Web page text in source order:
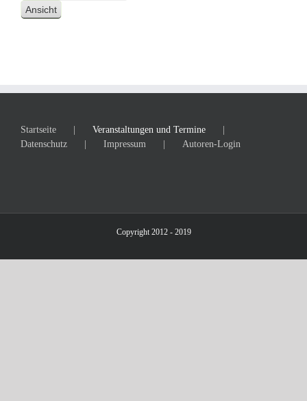
Ansicht
Startseite
Veranstaltungen und Termine
Datenschutz
Impressum Autoren-Login
Copyright 2012 - 2019